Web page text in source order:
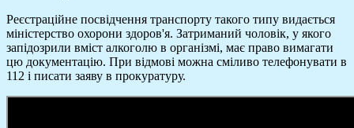
Реєстраційне посвідчення транспорту такого типу видається
міністерство охорони здоров'я. Затриманий чоловік, у якого
запідозрили вміст алкоголю в організмі, має право вимагати
цю документацію. При відмові можна сміливо телефонувати в
112 і писати заяву в прокуратуру.